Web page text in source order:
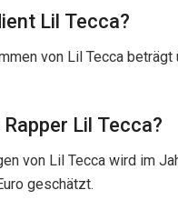
Lil Tecca?
von Lil Tecca beträgt
Lil Tecca?
von Lil Tecca wird im
geschätzt.